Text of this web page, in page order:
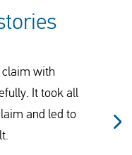
claim with
It took all
and led to